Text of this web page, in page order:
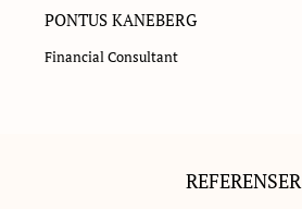
PONTUS KANEBERG
Financial Consultant
REFERENSER